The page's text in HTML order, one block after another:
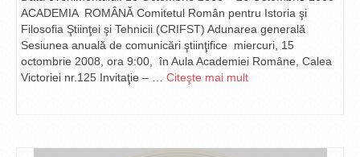
ACADEMIA ROMÂNĂ Comitetul Român pentru Istoria şi
Filosofia Ştiinţei şi Tehnicii (CRIFST) Adunarea generală
Sesiunea anuală de comunicări ştiinţifice miercuri, 15
octombrie 2008, ora 9:00, în Aula Academiei Române, Calea
Victoriei nr.125 Invitaţie – … Citeşte mai mult